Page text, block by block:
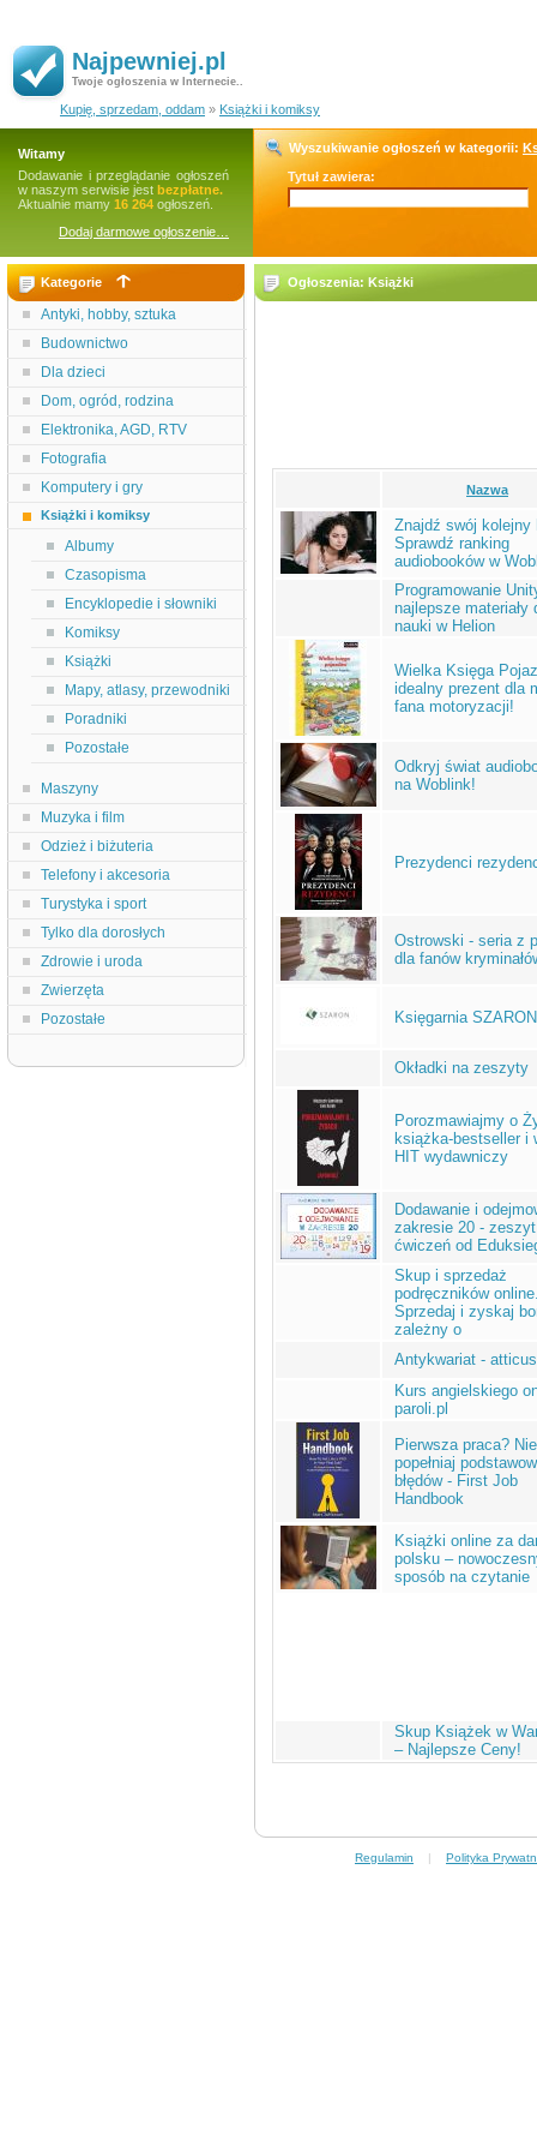
Najpewniej.pl
Twoje ogłoszenia w Internecie..
Kupię, sprzedam, oddam » Książki i komiksy
Witamy
Dodawanie i przeglądanie ogłoszeń
w naszym serwisie jest bezpłatne.
Aktualnie mamy 16 264 ogłoszeń.
Dodaj darmowe ogłoszenie…
Wyszukiwanie ogłoszeń w kategorii:
Tytuł zawiera:
Kategorie
Antyki, hobby, sztuka
Budownictwo
Dla dzieci
Dom, ogród, rodzina
Elektronika, AGD, RTV
Fotografia
Komputery i gry
Książki i komiksy
Albumy
Czasopisma
Encyklopedie i słowniki
Komiksy
Książki
Mapy, atlasy, przewodniki
Poradniki
Pozostałe
Maszyny
Muzyka i film
Odzież i biżuteria
Telefony i akcesoria
Turystyka i sport
Tylko dla dorosłych
Zdrowie i uroda
Zwierzęta
Pozostałe
Ogłoszenia: Książki
Nazwa
Znajdź swój kolejny
Sprawdź ranking
audiobooków w
Programowanie
najlepsze materiały
nauki w Helion
Wielka Księga
idealny prezent dla
fana motoryzacji!
Odkryj świat
na Woblink!
Prezydenci
Ostrowski - seria z
dla fanów
Księgarnia SZARON
Okładki na zeszyty
Porozmawiajmy o
książka-bestseller i
HIT wydawniczy
Dodawanie i
zakresie 20 - zeszyt
ćwiczeń od
Skup i sprzedaż
podręczników
Sprzedaj i zyskaj
zależny o
Antykwariat -
Kurs angielskiego
paroli.pl
Pierwsza praca? Nie
popełniaj
błędów - First Job
Handbook
Książki online za
polsku –
sposób na czytanie
Skup Książek w
– Najlepsze Ceny!
Regulamin | Polityka